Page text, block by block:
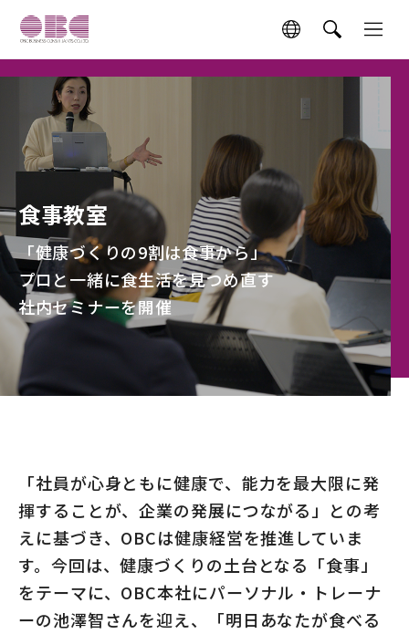
食事教室
「健康づくりの9割は食事から」
プロと一緒に食生活を見つめ直す
社内セミナーを開催
「社員が心身ともに健康で、能力を最大限に発
揮することが、企業の発展につながる」との考
えに基づき、OBCは健康経営を推進していま
す。今回は、健康づくりの土台となる「食事」
をテーマに、OBC本社にパーソナル・トレーナ
ーの池澤智さんを迎え、「明日あなたが食べる